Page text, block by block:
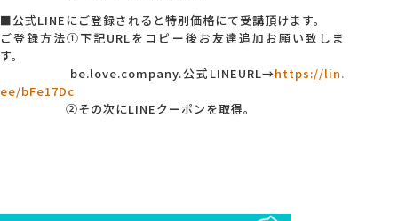
■公式LINEにご登録されると特別価格にて受講頂けます。
ご登録方法①下記URLをコピー後お友達追加お願い致しま
す。
be.love.company.公式LINEURL→https://lin.
ee/bFe17Dc
②その次にLINEクーポンを取得。